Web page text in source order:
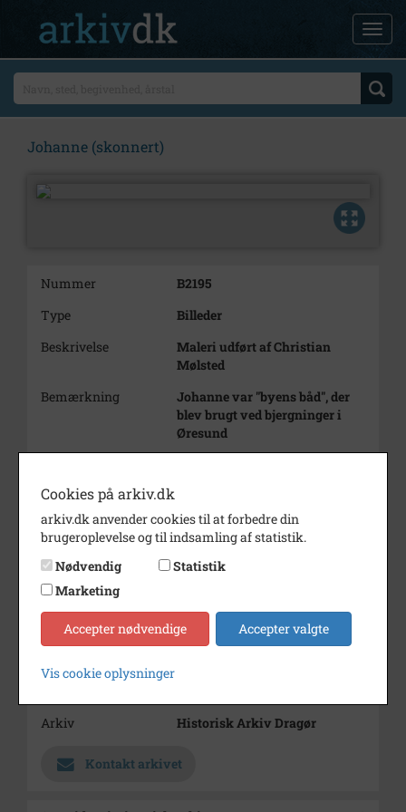
Johanne (skonnert)
Nummer
B2195
Type
Billeder
Beskrivelse
Maleri udført af Christian
Mølsted
Bemærkning
Johanne var "byens båd", der
blev brugt ved bjergninger i
Øresund
Årstal
Fotograf
Ukendt
Størrelse
13,5 x 18 cm
Materiale
Se på kort
Arkiv
Historisk Arkiv Dragør
Kontakt arkivet
Cookies på arkiv.dk
arkiv.dk anvender cookies til at forbedre din
brugeroplevelse og til indsamling af statistik.
Nødvendig
Statistik
Marketing
Accepter nødvendige Accepter valgte
Vis cookie oplysninger